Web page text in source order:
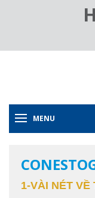
MENU
1-VÀI NÉT VỀ